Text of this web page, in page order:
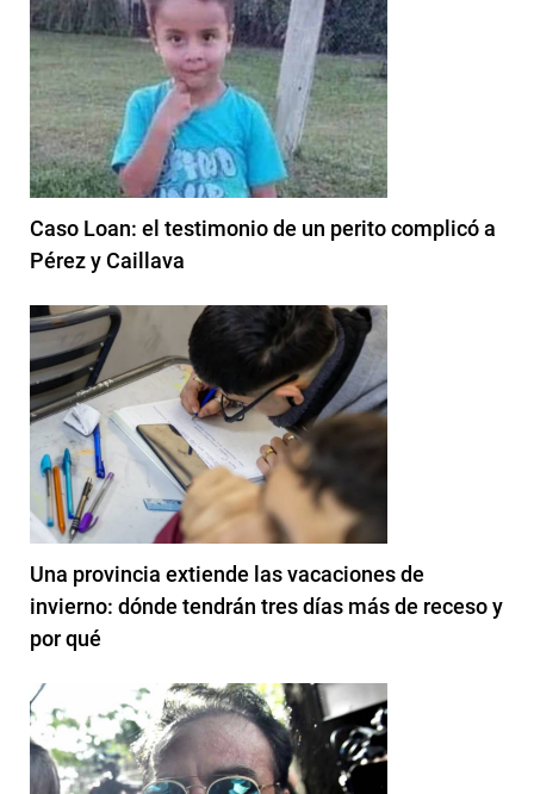
Caso Loan: el testimonio de un perito complicó a
Pérez y Caillava
Una provincia extiende las vacaciones de
invierno: dónde tendrán tres días más de receso y
por qué